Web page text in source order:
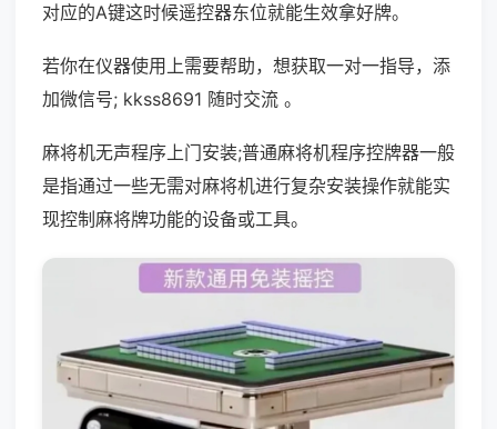
对应的A键这时候遥控器东位就能生效拿好牌。
若你在仪器使用上需要帮助，想获取一对一指导，添
加微信号; kkss8691 随时交流 。
麻将机无声程序上门安装;普通麻将机程序控牌器一般
是指通过一些无需对麻将机进行复杂安装操作就能实
现控制麻将牌功能的设备或工具。